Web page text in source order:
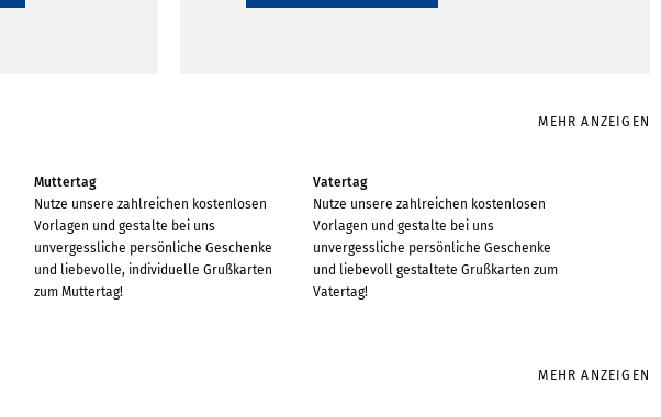
MEHR ANZEIGEN
Muttertag
Nutze unsere zahlreichen kostenlosen
Vorlagen und gestalte bei uns
unvergessliche persönliche Geschenke
und liebevolle, individuelle Grußkarten
zum Muttertag!
Vatertag
Nutze unsere zahlreichen kostenlosen
Vorlagen und gestalte bei uns
unvergessliche persönliche Geschenke
und liebevoll gestaltete Grußkarten zum
Vatertag!
MEHR ANZEIGEN